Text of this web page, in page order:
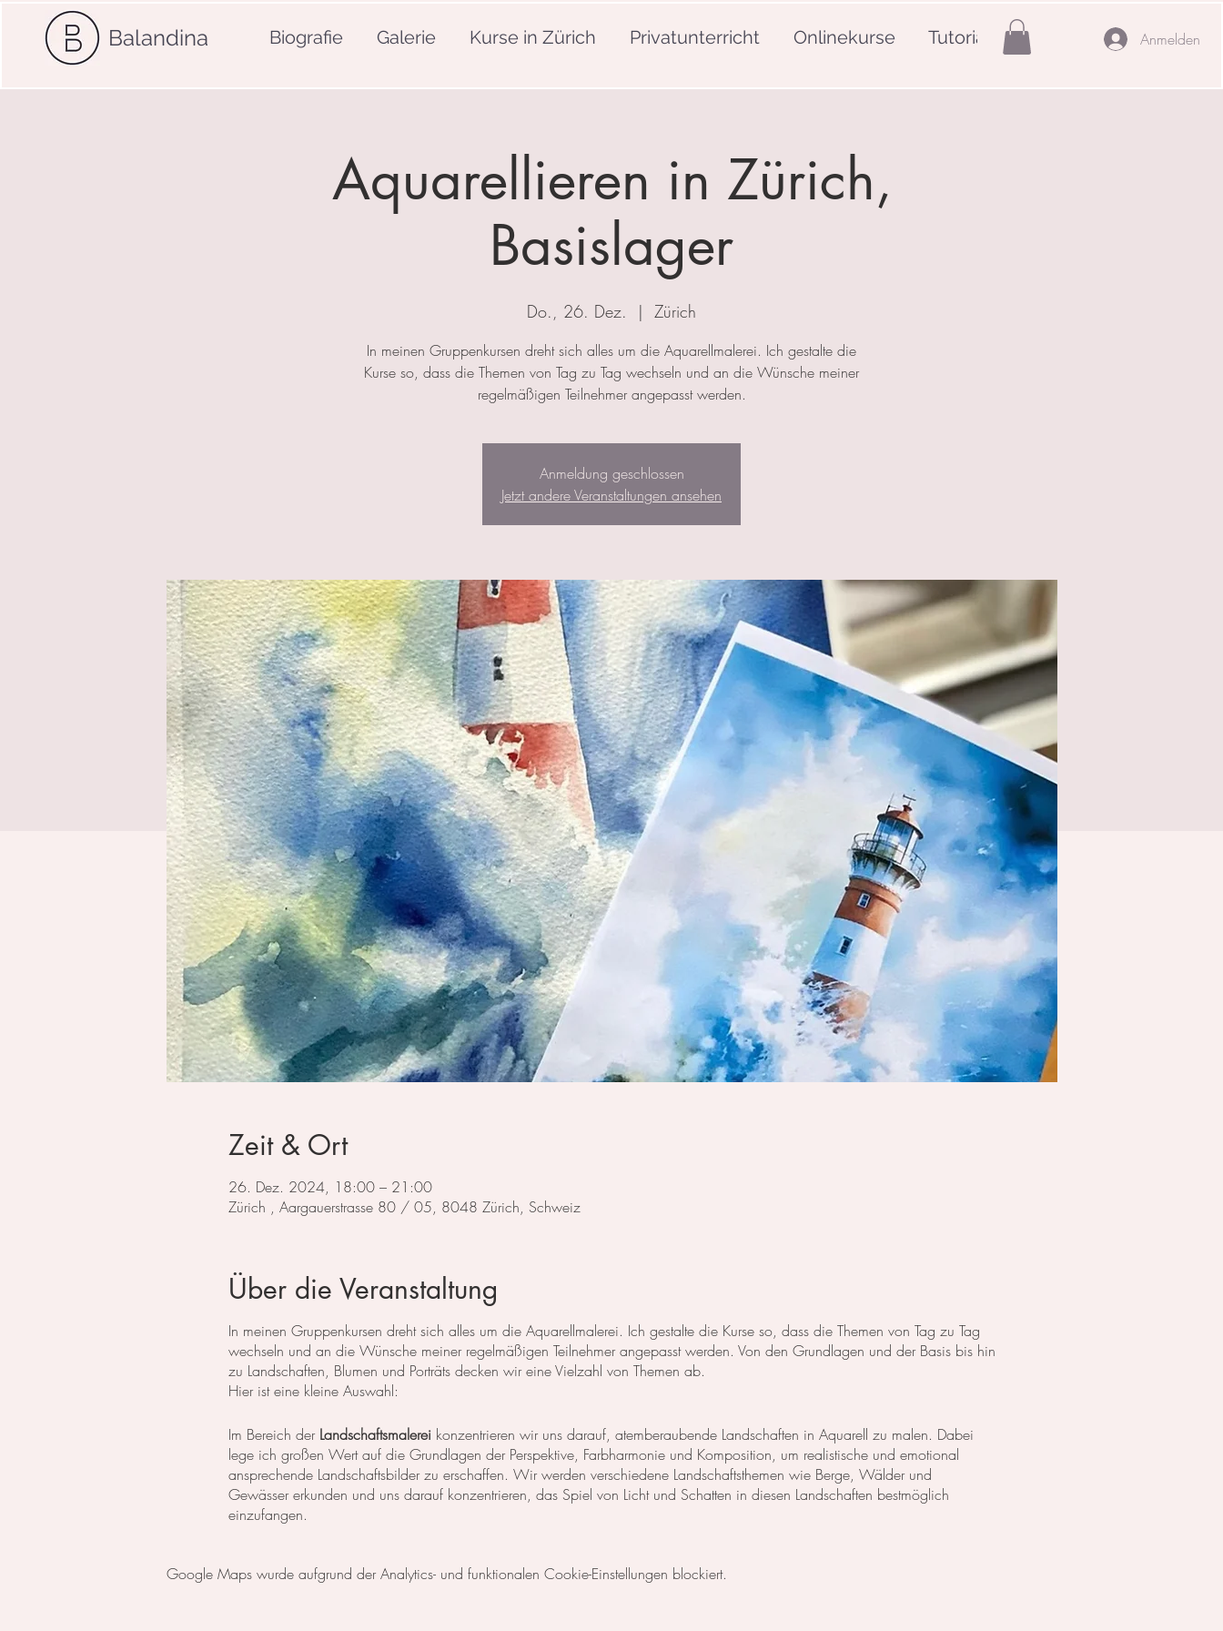
Balandina Biografie Galerie Kurse in Zürich Privatunterricht Onlinekurse Tutorials Anmelden
Aquarellieren in Zürich,
Basislager
Do., 26. Dez.
  |
Zürich
In meinen Gruppenkursen dreht sich alles um die Aquarellmalerei. Ich gestalte die
Kurse so, dass die Themen von Tag zu Tag wechseln und an die Wünsche meiner
regelmäßigen Teilnehmer angepasst werden.
Anmeldung geschlossen
Jetzt andere Veranstaltungen ansehen
Zeit & Ort
26. Dez. 2024, 18:00 – 21:00
Zürich , Aargauerstrasse 80 / 05, 8048 Zürich, Schweiz
Über die Veranstaltung
In meinen Gruppenkursen dreht sich alles um die Aquarellmalerei. Ich gestalte die Kurse so, dass die Themen von Tag zu Tag
wechseln und an die Wünsche meiner regelmäßigen Teilnehmer angepasst werden. Von den Grundlagen und der Basis bis hin
zu Landschaften, Blumen und Porträts decken wir eine Vielzahl von Themen ab.
Hier ist eine kleine Auswahl:
Im Bereich der Landschaftsmalereikonzentrieren wir uns darauf, atemberaubende Landschaften in Aquarell zu malen. Dabei
lege ich großen Wert auf die Grundlagen der Perspektive, Farbharmonie und Komposition, um realistische und emotional
ansprechende Landschaftsbilder zu erschaffen. Wir werden verschiedene Landschaftsthemen wie Berge, Wälder und
Gewässer erkunden und uns darauf konzentrieren, das Spiel von Licht und Schatten in diesen Landschaften bestmöglich
einzufangen.
erlernen die notwendigen Techniken, um die Details der Blüten und Blätter so realistisch wie möglich darzustellen. Außerdem
Google Maps wurde aufgrund der Analytics- und funktionalen Cookie-Einstellungen blockiert.